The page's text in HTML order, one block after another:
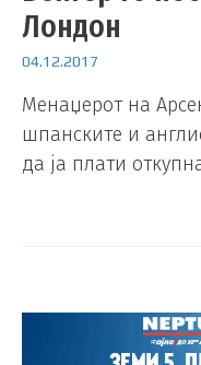
Лондон
04.12.2017
Менаџерот на
шпанските и
да ја плати